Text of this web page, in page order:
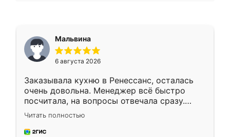
Мальвина
6 августа 2026
Заказывала кухню в Ренессанс, осталась
очень довольна. Менеджер всё быстро
посчитала, на вопросы отвечала сразу.
Замерщик приехал в субботу, подошёл к
делу со всей ответственностью. Собрали
за день, ребята работали аккуратно, даже
Читать полностью